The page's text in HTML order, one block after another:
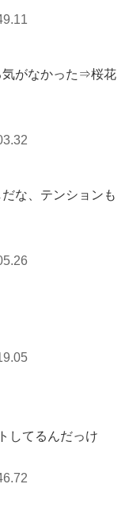
気がなかった⇒桜花
な、テンションも
してるんだっけ